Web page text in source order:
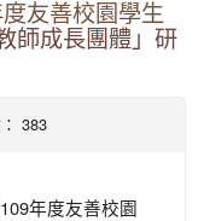
友善校園學生
師成長團體」研
383
年度友善校園